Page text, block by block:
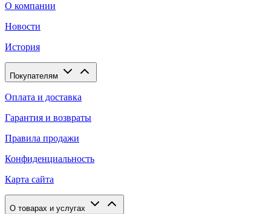
О компании
Новости
История
Покупателям
Оплата и доставка
Гарантия и возвраты
Правила продажи
Конфиденциальность
Карта сайта
О товарах и услугах